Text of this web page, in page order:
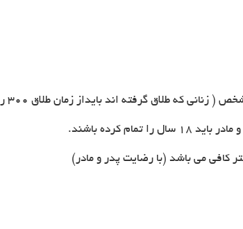
کرده باشند .